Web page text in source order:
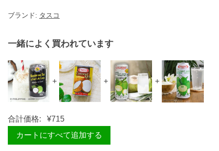
ブランド: タスコ
一緒によく買われています
+ + +
合計価格: ¥715
カートにすべて追加する